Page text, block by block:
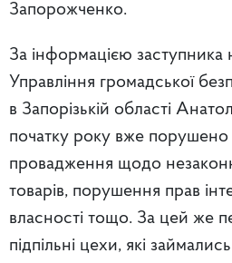
Запорожченко.
За інформацією заступника
Управління громадської
в Запорізькій області
початку року вже порушено
провадження щодо
товарів, порушення прав
власності тощо. За цей же
підпільні цехи, які